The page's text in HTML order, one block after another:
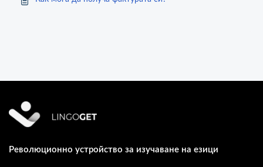
Революционно устройство за изучаване на езици